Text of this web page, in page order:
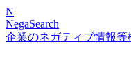
N
NegaSearch
企業のネガティブ情報等